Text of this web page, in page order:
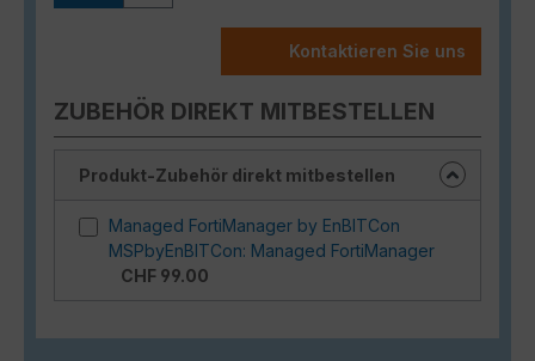
Kontaktieren Sie uns
ZUBEHÖR DIREKT MITBESTELLEN
Produkt-Zubehör direkt mitbestellen
Managed FortiManager by EnBITCon
MSPbyEnBITCon: Managed FortiManager
CHF 99.00